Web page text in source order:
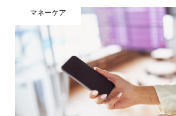
マネーケア